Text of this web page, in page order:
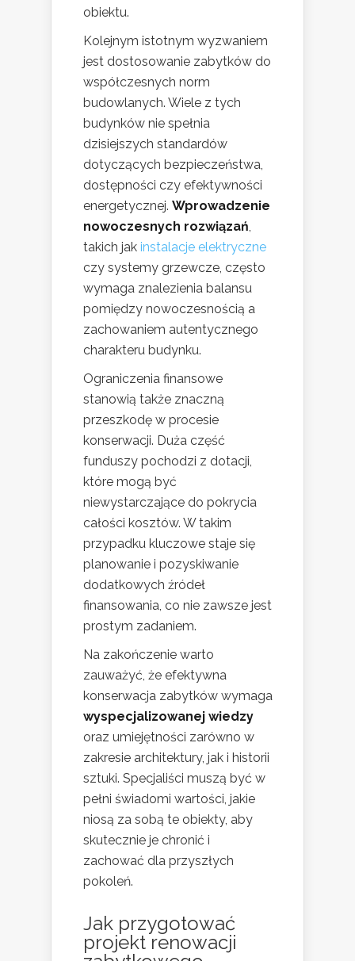
obiektu.
Kolejnym istotnym wyzwaniem
jest dostosowanie zabytków do
współczesnych norm
budowlanych. Wiele z tych
budynków nie spełnia
dzisiejszych standardów
dotyczących bezpieczeństwa,
dostępności czy efektywności
energetycznej. Wprowadzenie
nowoczesnych rozwiązań
takich jak instalacje elektryczne
czy systemy grzewcze, często
wymaga znalezienia balansu
pomiędzy nowoczesnością a
zachowaniem autentycznego
charakteru budynku.
Ograniczenia finansowe
stanowią także znaczną
przeszkodę w procesie
konserwacji. Duża część
funduszy pochodzi z dotacji,
które mogą być
niewystarczające do pokrycia
całości kosztów. W takim
przypadku kluczowe staje się
planowanie i pozyskiwanie
dodatkowych źródeł
finansowania, co nie zawsze jest
prostym zadaniem.
Na zakończenie warto
zauważyć, że efektywna
konserwacja zabytków wymaga
wyspecjalizowanej wiedzy
oraz umiejętności zarówno w
zakresie architektury, jak i historii
sztuki. Specjaliści muszą być w
pełni świadomi wartości, jakie
niosą za sobą te obiekty, aby
skutecznie je chronić i
zachować dla przyszłych
pokoleń.
Jak przygotować
projekt renowacji